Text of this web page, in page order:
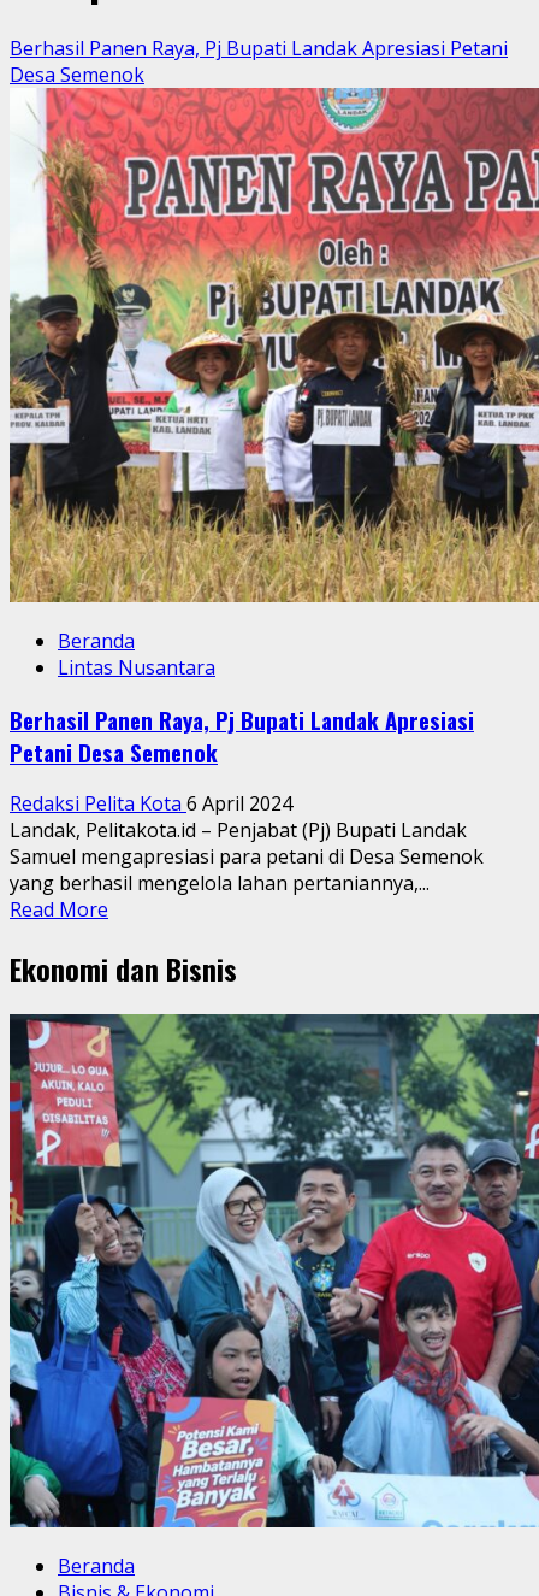
Berhasil Panen Raya, Pj Bupati Landak Apresiasi Petani
Desa Semenok
Beranda
Lintas Nusantara
Berhasil Panen Raya, Pj Bupati Landak Apresiasi
Petani Desa Semenok
Redaksi Pelita Kota 6 April 2024
Landak, Pelitakota.id – Penjabat (Pj) Bupati Landak
Samuel mengapresiasi para petani di Desa Semenok
yang berhasil mengelola lahan pertaniannya,...
Read More
about
Berhasil
Panen
Raya,
Pj
Bupati
Landak
Apresiasi
Petani
Desa
Semenok
Ekonomi dan Bisnis
Beranda